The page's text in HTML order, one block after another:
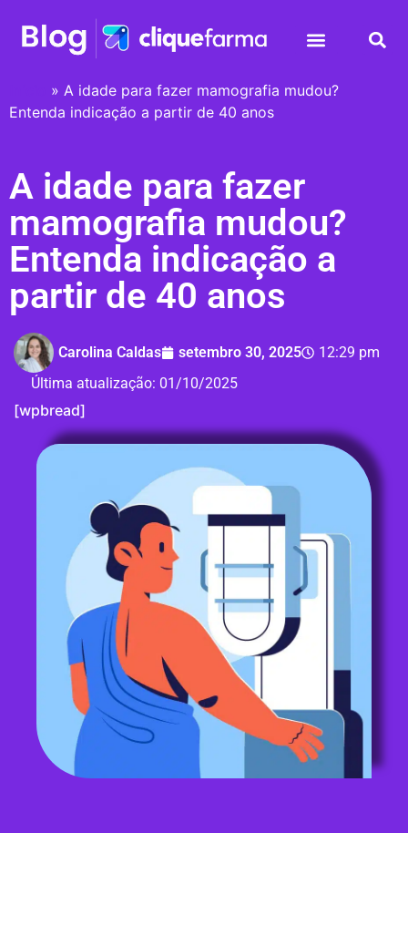
» A idade para fazer mamografia mudou?
Entenda indicação a partir de 40 anos
A idade para fazer
mamografia mudou?
Entenda indicação a
partir de 40 anos
Carolina Caldas setembro 30, 2025
12:29 pm
Última atualização: 01/10/2025
[wpbread]